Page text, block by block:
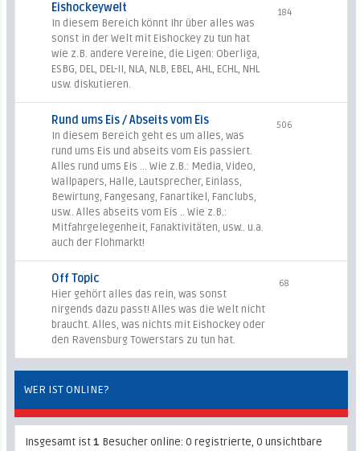
Eishockeywelt
In diesem Bereich könnt Ihr über alles was
sonst in der Welt mit Eishockey zu tun hat
wie z.B. andere Vereine, die Ligen: Oberliga,
ESBG, DEL, DEL-II, NLA, NLB, EBEL, AHL, ECHL, NHL
usw. diskutieren.
184
Rund ums Eis / Abseits vom Eis
In diesem Bereich geht es um alles, was
rund ums Eis und abseits vom Eis passiert.
Alles rund ums Eis ... Wie z.B.: Media, Video,
Wallpapers, Halle, Lautsprecher, Einlass,
Bewirtung, Fangesang, Fanartikel, Fanclubs,
usw.. Alles abseits vom Eis .. Wie z.B.:
Mitfahrgelegenheit, Fanaktivitäten, usw.. u.a.
auch der Flohmarkt!
506
Off Topic
Hier gehört alles das rein, was sonst
nirgends dazu passt! Alles was die Welt nicht
braucht. Alles, was nichts mit Eishockey oder
den Ravensburg Towerstars zu tun hat.
68
WER IST ONLINE?
Insgesamt ist1 Besucher online: 0 registrierte, 0 unsichtbare